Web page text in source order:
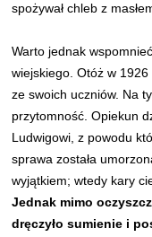
spożywał chleb z
Warto jednak
wiejskiego. Otóż w
ze swoich uczniów. Na
przytomność. Opiekun
Ludwigowi, z powodu
sprawa została
wyjątkiem; wtedy kary
Jednak mimo
dręczyło sumienie i